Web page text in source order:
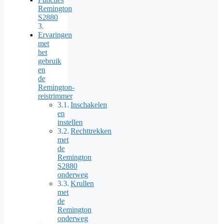
Remington
S2880
Ervaringen
met
het
gebruik
en
de
Remington-
reistrimmer
Inschakelen
en
instellen
Rechttrekken
met
de
Remington
S2880
onderweg
Krullen
met
de
Remington
onderweg